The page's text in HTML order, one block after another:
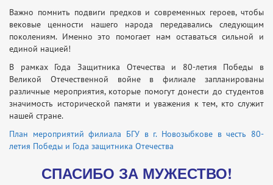
Важно помнить подвиги предков и современных героев, чтобы
вековые ценности нашего народа передавались следующим
поколениям. Именно это помогает нам оставаться сильной и
единой нацией!
В рамках Года Защитника Отечества и 80-летия Победы в
Великой Отечественной войне в филиале запланированы
различные мероприятия, которые помогут донести до студентов
значимость исторической памяти и уважения к тем, кто служит
нашей стране.
План мероприятий филиала БГУ в г. Новозыбкове в честь 80-
летия Победы и Года защитника Отечества
СПАСИБО ЗА МУЖЕСТВО!